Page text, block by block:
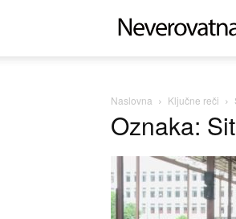
Naslovna Ključne reči
Oznaka: